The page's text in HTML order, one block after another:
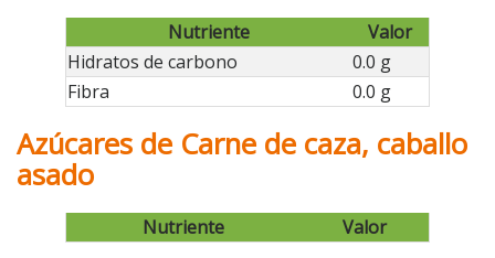
Nutriente
Valor
Hidratos de carbono
0.0 g
Fibra
0.0 g
Azúcares de Carne de caza, caballo
asado
Nutriente Valor